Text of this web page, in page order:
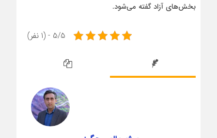
بخش‌های آزاد گفته می‌شود.
5/5 - (1 نفر)